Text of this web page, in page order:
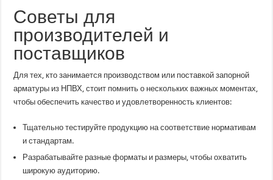
Советы для
производителей и
поставщиков
Для тех, кто занимается производством или поставкой запорной
арматуры из НПВХ, стоит помнить о нескольких важных моментах,
чтобы обеспечить качество и удовлетворенность клиентов:
Тщательно тестируйте продукцию на соответствие нормативам
и стандартам.
Разрабатывайте разные форматы и размеры, чтобы охватить
широкую аудиторию.